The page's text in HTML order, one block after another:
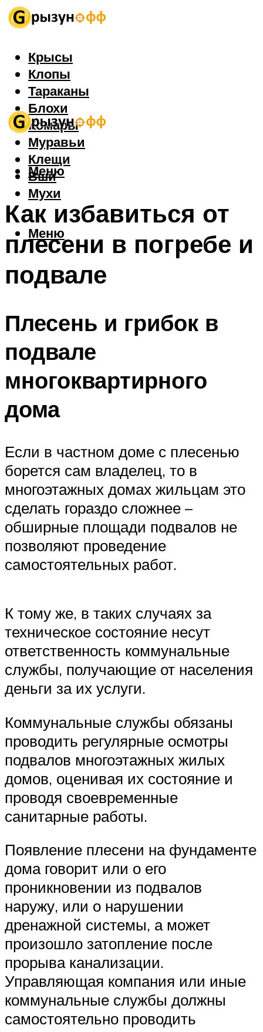
Крысы
Клопы
Тараканы
Блохи
Комары
Муравьи
Клещи
Вши
Мухи
Меню
Меню
Как избавиться от
плесени в погребе и
подвале
Плесень и грибок в
подвале
многоквартирного
дома
Если в частном доме с плесенью
борется сам владелец, то в
многоэтажных домах жильцам это
сделать гораздо сложнее –
обширные площади подвалов не
позволяют проведение
самостоятельных работ.
К тому же, в таких случаях за
техническое состояние несут
ответственность коммунальные
службы, получающие от населения
деньги за их услуги.
Коммунальные службы обязаны
проводить регулярные осмотры
подвалов многоэтажных жилых
домов, оценивая их состояние и
проводя своевременные
санитарные работы.
Появление плесени на фундаменте
дома говорит или о его
проникновении из подвалов
наружу, или о нарушении
дренажной системы, а может
произошло затопление после
прорыва канализации.
Управляющая компания или иные
коммунальные службы должны
самостоятельно проводить